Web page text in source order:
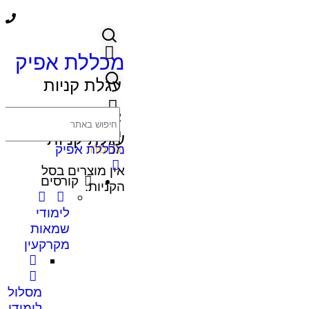
עגלת קניות
אין מוצרים בסל
הקניות.
כניסה
מכללת אפיק
עגלת קניות
אין מוצרים בסל
הקניות.
מכללת אפיק
קורסים
לימודי
שמאות
מקרקעין
מסלול